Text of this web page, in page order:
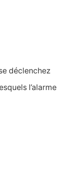
déclenchez
l’alarme